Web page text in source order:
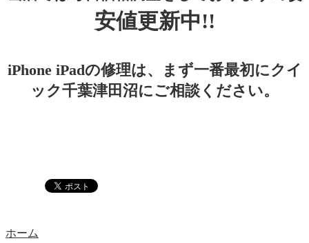
安値更新中!!
iPhone iPadの修理は、まず一番最初にクイ
ック千葉津田沼にご相談ください。
ホーム